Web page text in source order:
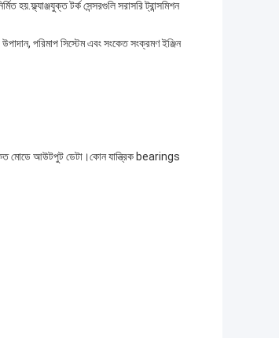
হয়.ফ্ল্যাঞ্জযুক্ত টর্ক সেন্সরগুলি সরাসরি ট্রান্সমিশন
পরিমাপ সিস্টেম এবং সংকেত সংক্রমণ ইঞ্জিন
মোডে আউটপুট ডেটা।কোন যান্ত্রিক bearings